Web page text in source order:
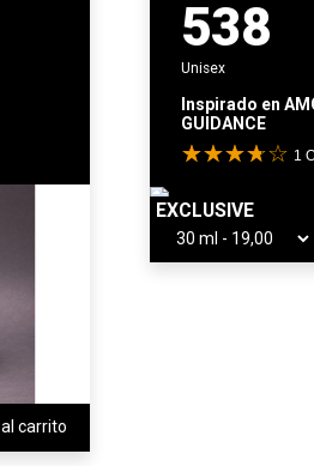
carrito
538
Unisex
Inspirado en
GUIDANCE
1
EXCLUSIVE